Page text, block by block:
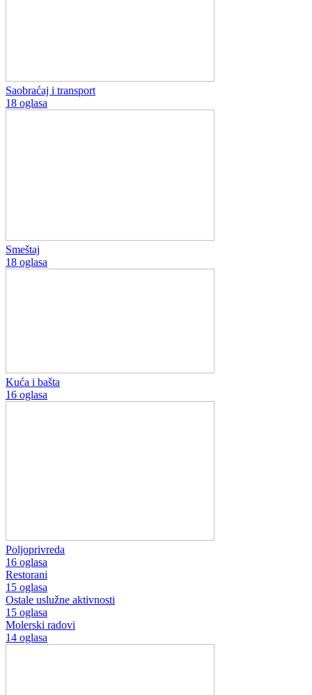
Saobraćaj i transport
18 oglasa
Smeštaj
18 oglasa
Kuća i bašta
16 oglasa
Poljoprivreda
16 oglasa
Restorani
15 oglasa
Ostale uslužne aktivnosti
15 oglasa
Molerski radovi
14 oglasa